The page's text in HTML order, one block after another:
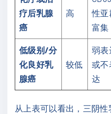
疗后乳腺
癌
高
性亚
富集
低级别/分
化良好乳
腺癌
较低
弱表
或不
达
从上表可以看出，三阴